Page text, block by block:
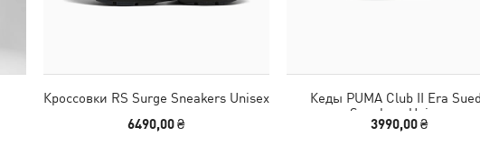
Кроссовки RS Surge Sneakers Unisex
6490,00 ₴
Кеды PUMA Club II Era
Sneakers Unisex
3990,00 ₴